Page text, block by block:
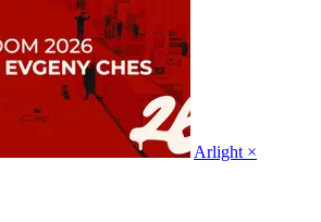
Arlight ×